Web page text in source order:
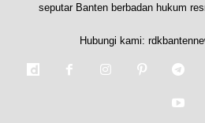
seputar Banten berbadan hukum
Hubungi kami: